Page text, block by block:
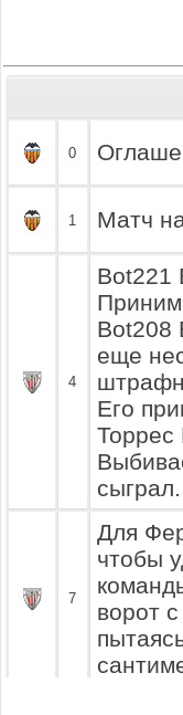
0
1 Матч
4
Bot221
Bot208
еще
Его
Торрес
7
Для
чтобы
ворот